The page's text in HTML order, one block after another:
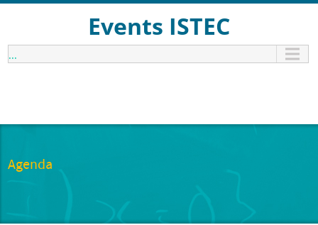
Events ISTEC
...
Agenda
1:00 am